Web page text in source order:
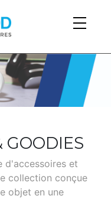
GOODIES
d'accessoires et
collection conçue
objet en une